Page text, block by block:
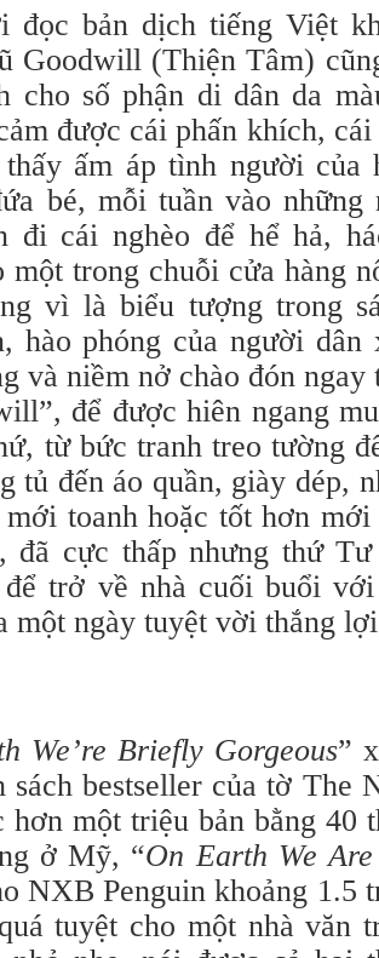
đọc bản dịch tiếng Việt
Goodwill (Thiện Tâm)
cho số phận di dân da
được cái phấn khích,
thấy ấm áp tình người của
bé, mỗi tuần vào
đi cái nghèo để hể hả,
một trong chuỗi cửa hàng
vì là biểu tượng trong
hào phóng của người
và niềm nở chào đón ngay
để được hiên ngang
từ bức tranh treo tường
tủ đến áo quần, giày dép,
toanh hoặc tốt hơn
đã cực thấp nhưng thứ
trở về nhà cuối buổi
một ngày tuyệt vời thắng
We’re Briefly Gorgeous”
sách bestseller của tờ The
hơn một triệu bản bằng 40
ở Mỹ, “On Earth We
NXB Penguin khoảng 1.5
tuyệt cho một nhà văn